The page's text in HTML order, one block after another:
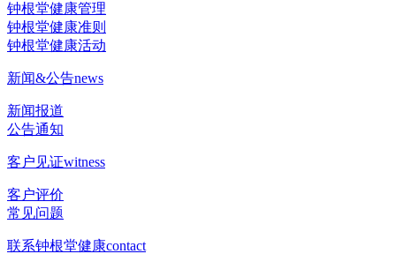
钟根堂健康管理
钟根堂健康准则
钟根堂健康活动
新闻&公告news
新闻报道
公告通知
客户见证witness
客户评价
常见问题
联系钟根堂健康contact